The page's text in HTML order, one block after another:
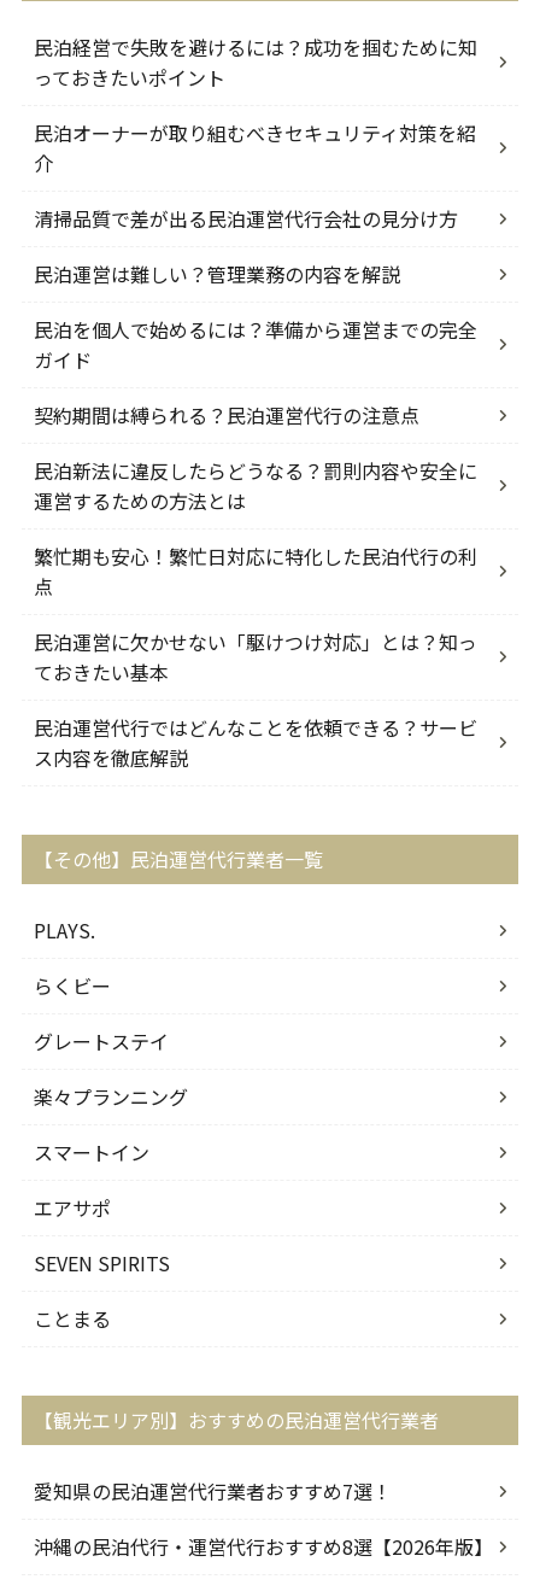
民泊経営で失敗を避けるには？成功を掴むために知
っておきたいポイント
民泊オーナーが取り組むべきセキュリティ対策を紹
介
清掃品質で差が出る民泊運営代行会社の見分け方
民泊運営は難しい？管理業務の内容を解説
民泊を個人で始めるには？準備から運営までの完全
ガイド
契約期間は縛られる？民泊運営代行の注意点
民泊新法に違反したらどうなる？罰則内容や安全に
運営するための方法とは
繁忙期も安心！繁忙日対応に特化した民泊代行の利
点
民泊運営に欠かせない「駆けつけ対応」とは？知っ
ておきたい基本
民泊運営代行ではどんなことを依頼できる？サービ
ス内容を徹底解説
【その他】民泊運営代行業者一覧
PLAYS.
らくビー
グレートステイ
楽々プランニング
スマートイン
エアサポ
SEVEN SPIRITS
ことまる
【観光エリア別】おすすめの民泊運営代行業者
愛知県の民泊運営代行業者おすすめ7選！
沖縄の民泊代行・運営代行おすすめ8選【2026年版】